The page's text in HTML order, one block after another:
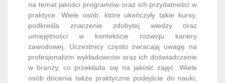
na temat jakości programów oraz ich przydatności w
praktyce. Wiele osób, które ukończyły takie kursy,
podkreśla znaczenie zdobytej wiedzy oraz
umiejętności w kontekście rozwoju kariery
zawodowej. Uczestnicy często zwracają uwagę na
profesjonalizm wykładowców oraz ich doświadczenie
w branży, co przekłada się na jakość zajęć. Wiele
osób docenia także praktyczne podejście do nauki,